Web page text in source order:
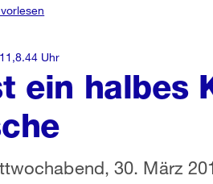
ein halbes
30. März
Uhr